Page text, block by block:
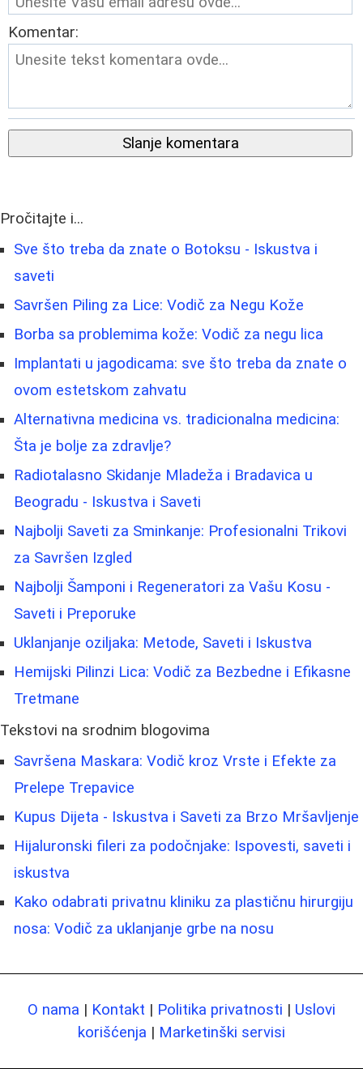
Komentar:
Slanje komentara
Pročitajte i...
Sve što treba da znate o Botoksu - Iskustva i
saveti
Savršen Piling za Lice: Vodič za Negu Kože
Borba sa problemima kože: Vodič za negu lica
Implantati u jagodicama: sve što treba da znate o
ovom estetskom zahvatu
Alternativna medicina vs. tradicionalna medicina:
Šta je bolje za zdravlje?
Radiotalasno Skidanje Mladeža i Bradavica u
Beogradu - Iskustva i Saveti
Najbolji Saveti za Sminkanje: Profesionalni Trikovi
za Savršen Izgled
Najbolji Šamponi i Regeneratori za Vašu Kosu -
Saveti i Preporuke
Uklanjanje oziljaka: Metode, Saveti i Iskustva
Hemijski Pilinzi Lica: Vodič za Bezbedne i Efikasne
Tretmane
Tekstovi na srodnim blogovima
Savršena Maskara: Vodič kroz Vrste i Efekte za
Prelepe Trepavice
Kupus Dijeta - Iskustva i Saveti za Brzo Mršavljenje
Hijaluronski fileri za podočnjake: Ispovesti, saveti i
iskustva
Kako odabrati privatnu kliniku za plastičnu hirurgiju
nosa: Vodič za uklanjanje grbe na nosu
O nama | Kontakt | Politika privatnosti | Uslovi
korišćenja | Marketinški servisi